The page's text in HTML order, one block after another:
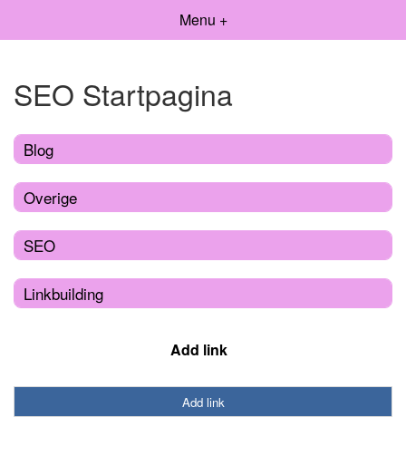
Menu +
SEO Startpagina
Blog
Overige
SEO
Linkbuilding
Add link
Add link